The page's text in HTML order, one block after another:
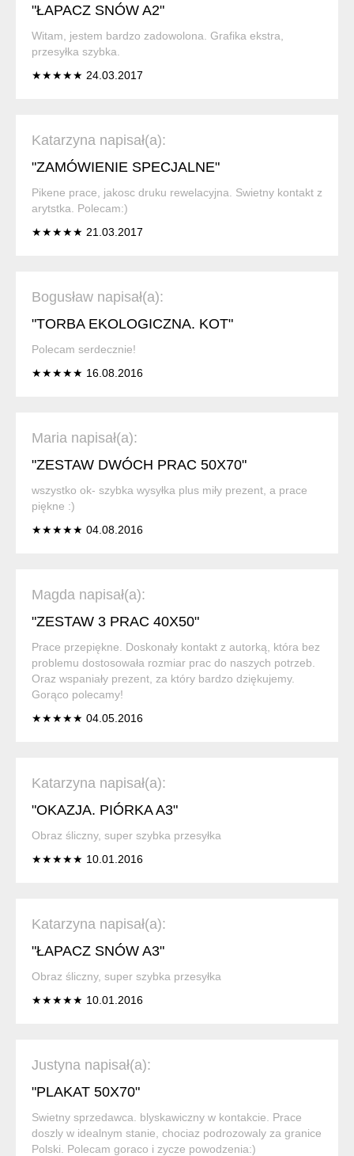
"ŁAPACZ SNÓW A2"
Witam, jestem bardzo zadowolona. Grafika ekstra,
przesyłka szybka.
★★★★★ 24.03.2017
Katarzyna napisał(a):
"ZAMÓWIENIE SPECJALNE"
Pikene prace, jakosc druku rewelacyjna. Swietny kontakt z
arytstka. Polecam:)
★★★★★ 21.03.2017
Bogusław napisał(a):
"TORBA EKOLOGICZNA. KOT"
Polecam serdecznie!
★★★★★ 16.08.2016
Maria napisał(a):
"ZESTAW DWÓCH PRAC 50X70"
wszystko ok- szybka wysyłka plus miły prezent, a prace
piękne :)
★★★★★ 04.08.2016
Magda napisał(a):
"ZESTAW 3 PRAC 40X50"
Prace przepiękne. Doskonały kontakt z autorką, która bez
problemu dostosowała rozmiar prac do naszych potrzeb.
Oraz wspaniały prezent, za który bardzo dziękujemy.
Gorąco polecamy!
★★★★★ 04.05.2016
Katarzyna napisał(a):
"OKAZJA. PIÓRKA A3"
Obraz śliczny, super szybka przesyłka
★★★★★ 10.01.2016
Katarzyna napisał(a):
"ŁAPACZ SNÓW A3"
Obraz śliczny, super szybka przesyłka
★★★★★ 10.01.2016
Justyna napisał(a):
"PLAKAT 50X70"
Swietny sprzedawca. blyskawiczny w kontakcie. Prace
doszly w idealnym stanie, chociaz podrozowaly za granice
Polski. Polecam goraco i zycze powodzenia:)